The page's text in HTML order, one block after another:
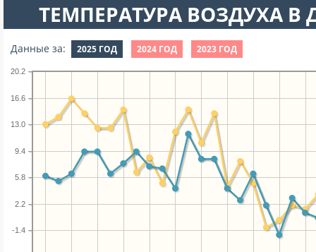
ТЕМПЕРАТУРА ВОЗДУХА В
Данные за: 2025 ГОД 2024 ГОД 2023 ГОД
-1.4
2.2
5.8
9.4
13.0
16.6
20.2